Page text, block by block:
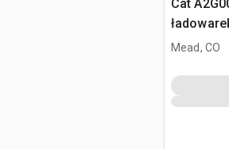
Cat
Cat 930
Mead, CO